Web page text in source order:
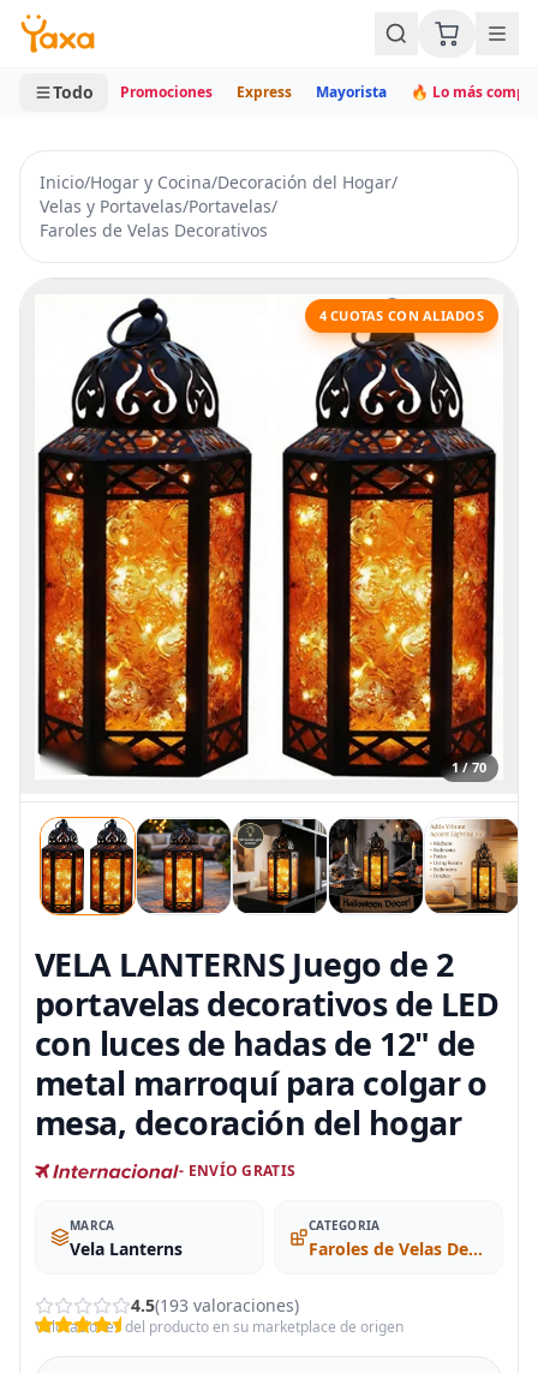
MINI CARRITO
0 productos
Todo Promociones Express Mayorista 🔥 Lo más
Inicio/Hogar y Cocina/Decoración del Hogar/
Velas y Portavelas/Portavelas/
Faroles de Velas Decorativos
1 / 70
4 CUOTAS CON ALIADOS
VELA LANTERNS Juego de 2
portavelas decorativos de LED
con luces de hadas de 12" de
metal marroquí para colgar o
mesa, decoración del hogar
- ENVÍO GRATIS
MARCA
Vela Lanterns
CATEGORIA
Faroles de Velas Decorativos
4.5(193 valoraciones)
Valoraciones del producto en su marketplace de origen